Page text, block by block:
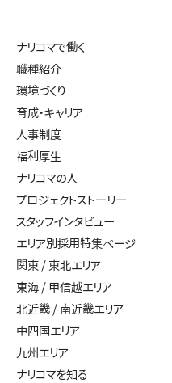
ナリコマで働く
職種紹介
環境づくり
育成・キャリア
人事制度
福利厚生
ナリコマの人
プロジェクトストーリー
スタッフインタビュー
エリア別採用特集ページ
関東 / 東北エリア
東海 / 甲信越エリア
北近畿 / 南近畿エリア
中四国エリア
九州エリア
ナリコマを知る